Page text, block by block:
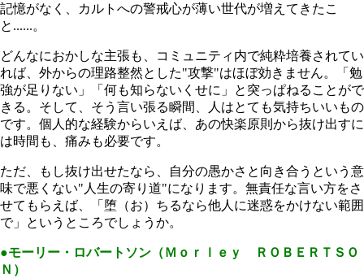
記憶がなく、カルトへの警戒心が薄い世代が増えてきたこ
と......。
どんなにおかしな主張も、コミュニティ内で純粋培養されてい
れば、外からの理路整然とした"攻撃"はほぼ効きません。「勉
強が足りない」「何も知らないくせに」と突っぱねることがで
きる。そして、そう言い張る瞬間、人はとても気持ちいいもの
です。個人的な経験からいえば、あの快楽原則から抜け出すに
は時間も、痛みも必要です。
ただ、もし抜け出せたなら、自分の愚かさと向き合うという意
味で悪くない"人生の寄り道"になります。無責任な言い方をさ
せてもらえば、「堕（お）ちるなら他人に迷惑をかけない範囲
で」というところでしょうか。
●モーリー・ロバートソン（Ｍｏｒｌｅｙ ＲＯＢＥＲＴＳＯ
Ｎ）